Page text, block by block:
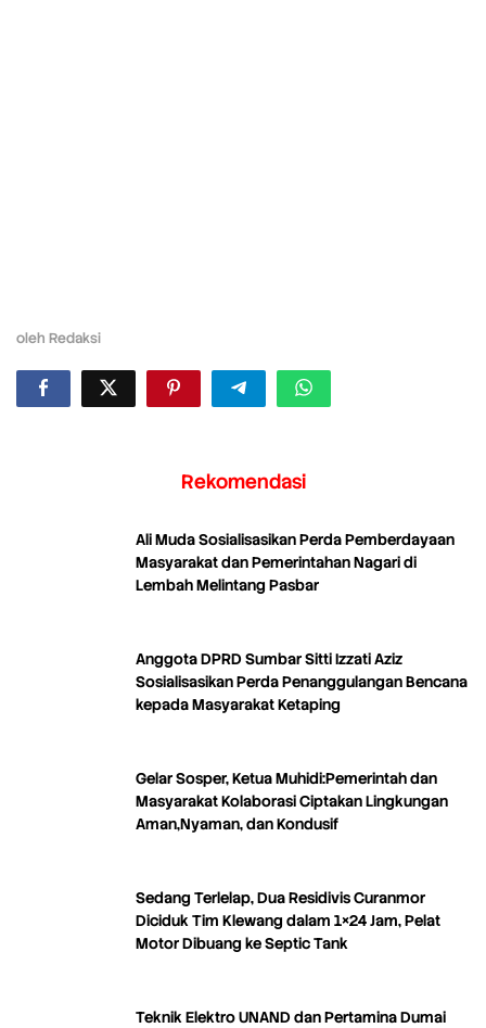
oleh Redaksi
Rekomendasi
Ali Muda Sosialisasikan Perda Pemberdayaan
Masyarakat dan Pemerintahan Nagari di
Lembah Melintang Pasbar
Anggota DPRD Sumbar Sitti Izzati Aziz
Sosialisasikan Perda Penanggulangan Bencana
kepada Masyarakat Ketaping
Gelar Sosper, Ketua Muhidi:Pemerintah dan
Masyarakat Kolaborasi Ciptakan Lingkungan
Aman,Nyaman, dan Kondusif
Sedang Terlelap, Dua Residivis Curanmor
Diciduk Tim Klewang dalam 1×24 Jam, Pelat
Motor Dibuang ke Septic Tank
Teknik Elektro UNAND dan Pertamina Dumai